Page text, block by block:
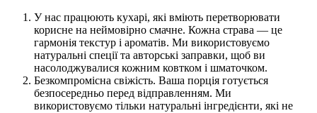
У нас працюють кухарі, які вміють перетворювати
корисне на неймовірно смачне. Кожна страва — це
гармонія текстур і ароматів. Ми використовуємо
натуральні спеції та авторські заправки, щоб ви
насолоджувалися кожним ковтком і шматочком.
Безкомпромісна свіжість. Ваша порція готується
безпосередньо перед відправленням. Ми
використовуємо тільки натуральні інгредієнти, які не